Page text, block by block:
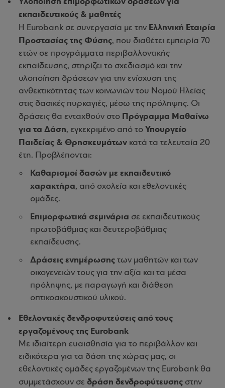
εκπαιδευτικούς & μαθητές
Η Eurobank σε συνεργασία με την Ελληνική Εταιρία
Προστασίας της Φύσης, που διαθέτει εμπειρία 70
ετών σε προγράμματα περιβαλλοντικής
εκπαίδευσης, στηρίζει το σχεδιασμό και την
υλοποίηση δράσεων για την ενίσχυση της
ανθεκτικότητας των κοινωνιών του Νομού Ηλείας
στις δασικές πυρκαγιές, μέσω της πρόληψης. Οι
δράσεις θα ενταχθούν στο Πρόγραμμα Μαθαίνω
για τα Δάση, εγκεκριμένο από το Υπουργείο
Παιδείας & Θρησκευμάτων κατά τα τελευταία 20
έτη. Προβλέπονται:
Καθαρισμοί δασών με εκπαιδευτικό
χαρακτήρα, από σχολεία και εθελοντικές
ομάδες.
Επιμορφωτικά σεμινάρια σε εκπαιδευτικούς
πρωτοβάθμιας και δευτεροβάθμιας
εκπαίδευσης.
Δράσεις ενημέρωσης των μαθητών και των
οικογενειών τους για την αξία και τα μέσα
πρόληψης, με παραγωγή και διάθεση
οπτικοακουστικού υλικού.
Εθελοντικές δενδροφυτεύσεις από τους
εργαζομένους της Eurobank
Με ιδιαίτερη ευαισθησία για το περιβάλλον και
ειδικότερα για τα δάση της χώρας μας, οι
εθελοντικές ομάδες εργαζομένων της Eurobank θα
συμμετάσχουν σε δράση δενδροφύτευσης στην